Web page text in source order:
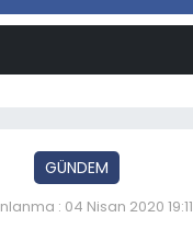
GÜNDEM
: 04 Nisan 2020 19:11